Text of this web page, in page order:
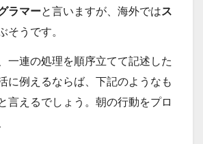
ラマーと言いますが、海外ではス
そうです。
一連の処理を順序立てて記述した
に例えるならば、下記のようなも
言えるでしょう。朝の行動をプロ